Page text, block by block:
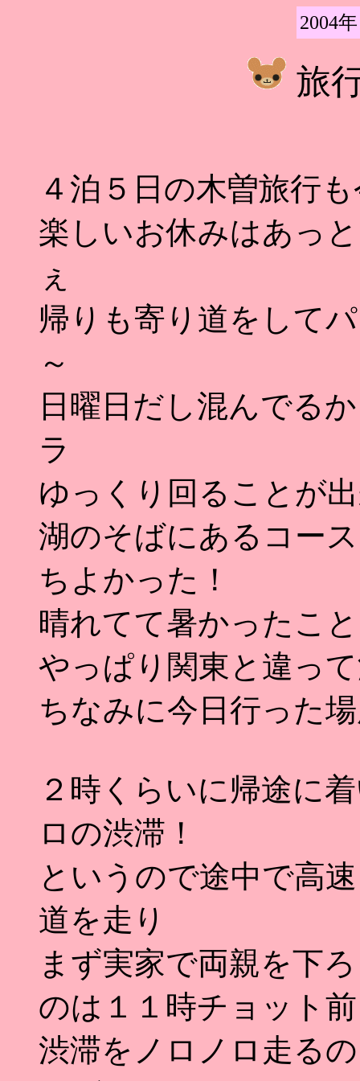
2004
旅
４泊５日の木曽旅行
楽しいお休みはあっ
ぇ
帰りも寄り道をして
～
日曜日だし混んでる
ラ
ゆっくり回ることが
湖のそばにあるコー
ちよかった！
晴れてて暑かったこ
やっぱり関東と違っ
ちなみに今日行った
２時くらいに帰途に
ロの渋滞！
というので途中で高
道を走り
まず実家で両親を下
のは１１時チョット前
渋滞をノロノロ走る